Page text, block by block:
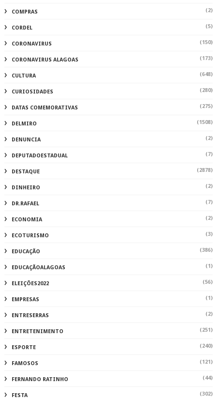
COMPRAS (2)
CORDEL (5)
CORONAVIRUS (150)
CORONAVIRUS ALAGOAS (173)
CULTURA (648)
CURIOSIDADES (280)
DATAS COMEMORATIVAS (275)
DELMIRO (1508)
DENUNCIA (2)
DEPUTADOESTADUAL (7)
DESTAQUE (2878)
DINHEIRO (2)
DR.RAFAEL (7)
ECONOMIA (2)
ECOTURISMO (3)
EDUCAÇÃO (386)
EDUCAÇÃOALAGOAS (1)
ELEIÇÕES2022 (56)
EMPRESAS (1)
ENTRESERRAS (2)
ENTRETENIMENTO (251)
ESPORTE (240)
FAMOSOS (121)
FERNANDO RATINHO (44)
FESTA (302)